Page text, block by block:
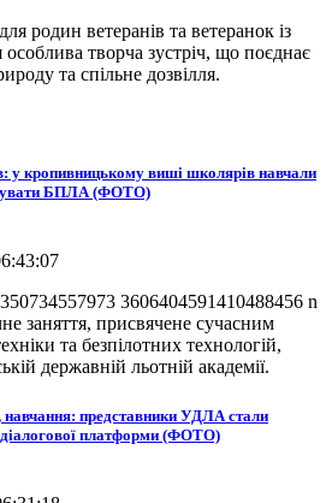
родин ветеранів та ветеранок із
особлива творча зустріч, що поєднає
та спільне дозвілля.
у кропивницькому виші школярів навчали
БПЛА (ФОТО)
заняття, присвячене сучасним
та безпілотних технологій,
державній льотній академії.
навчання: представники УДЛА стали
платформи (ФОТО)